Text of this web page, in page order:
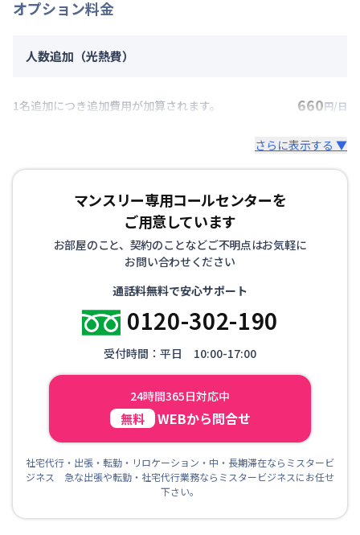
オプション料金
人数追加（光熱費）
1名追加につき追加費用が加算されます。 660円/日
さらに表示する ▼
マンスリー専用コールセンターを
ご用意しています
お部屋のこと、契約のことなどご不明点はお気軽に
お問い合わせください
通話料無料で安心サポート
0120-302-190
受付時間：平日 10:00-17:00
24時間365日対応中
無料 WEBから問合せ
社宅代行・出張・転勤・リロケーション・中・長期滞在ならミスタービ
ジネス 急な出張や転勤・社宅代行業務ならミスタービジネスにお任せ
下さい。